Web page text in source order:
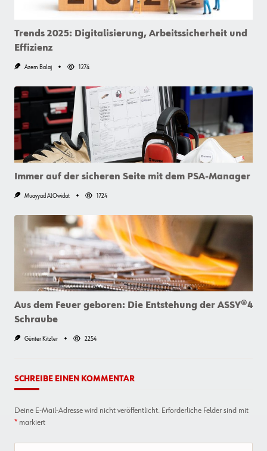
Wissen
Sollten
Trends 2025: Digitalisierung, Arbeitssicherheit und
Effizienz
Azem Balaj 1274
Immer auf der sicheren Seite mit dem PSA-Manager
Muayyad AlOwidat 1724
Aus dem Feuer geboren: Die Entstehung der ASSY®4
Schraube
Günter Kitzler 2254
SCHREIBE EINEN KOMMENTAR
Deine E-Mail-Adresse wird nicht veröffentlicht. Erforderliche Felder sind mit
* markiert